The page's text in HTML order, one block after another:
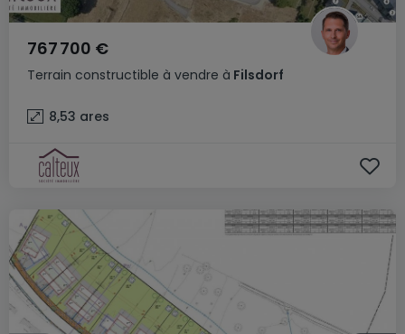
Terrain constructible à vendre à Filsdorf
767 700 €
8,53 ares